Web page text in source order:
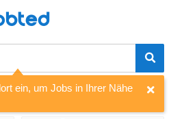
ein, um Jobs in Ihrer Nähe